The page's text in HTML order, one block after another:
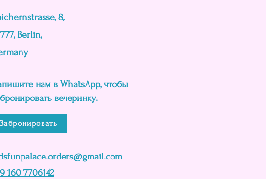
8,
Berlin,
нам в WhatsApp, чтобы
вечеринку.
Забронировать
160 7706142